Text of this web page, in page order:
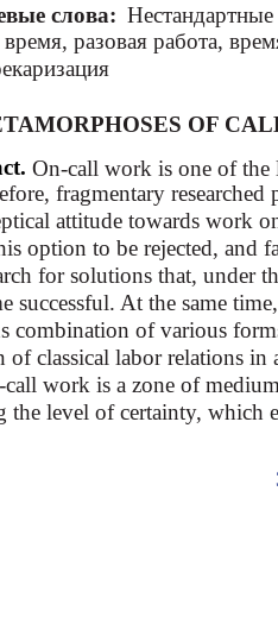
слова:
время, разовая работа,
OF
On-call work is one of
fragmentary
attitude towards work
option to be rejected, and
for solutions that, under
successful. At the same
combination of various
of classical labor relations in
call work is a zone of
the level of certainty, which